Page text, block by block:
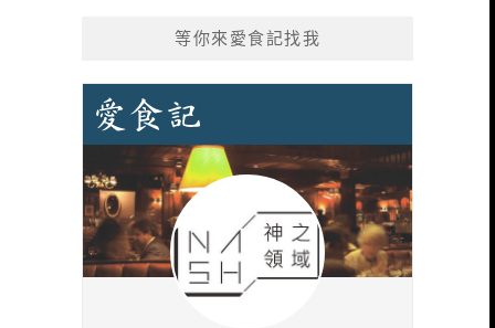
等你來愛食記找我